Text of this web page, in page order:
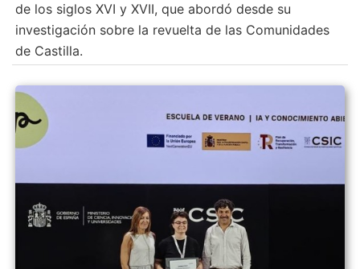
de los siglos XVI y XVII, que abordó desde su
investigación sobre la revuelta de las Comunidades
de Castilla.